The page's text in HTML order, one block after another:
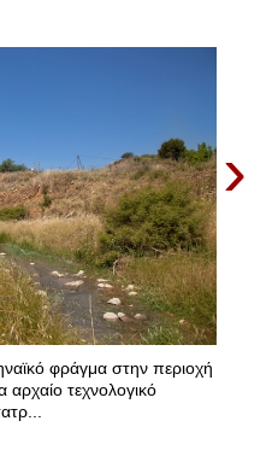
›
φράγμα στην περιοχή
αρχαίο τεχνολογικό